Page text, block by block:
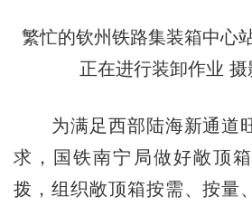
繁忙的钦州铁路集装箱中心
正在进行装卸作业
为满足西部陆海新通道
求，国铁南宁局做好敞顶
拨，组织敞顶箱按需、按量